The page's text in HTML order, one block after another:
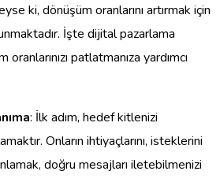
ki, dönüşüm oranlarını artırmak için
İşte dijital pazarlama
patlatmanıza yardımcı
: İlk adım, hedef kitlenizi
Onların ihtiyaçlarını, isteklerini
doğru mesajları iletebilmenizi